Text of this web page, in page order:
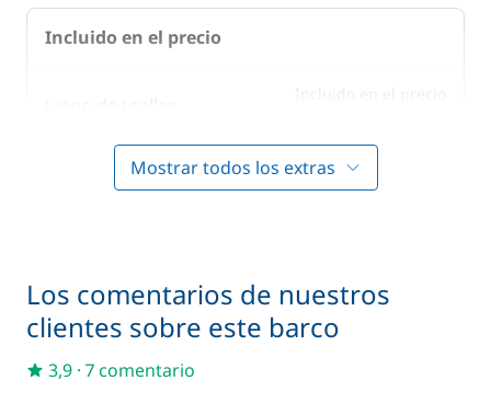
Incluido en el precio
Incluido en el precio
Puesta en mano Incluido en el precio
—
Tarifas de esclusas Incluido en el precio
—
Mostrar todos los extras
Los comentarios de nuestros
clientes sobre este barco
3,9 · 7 comentario